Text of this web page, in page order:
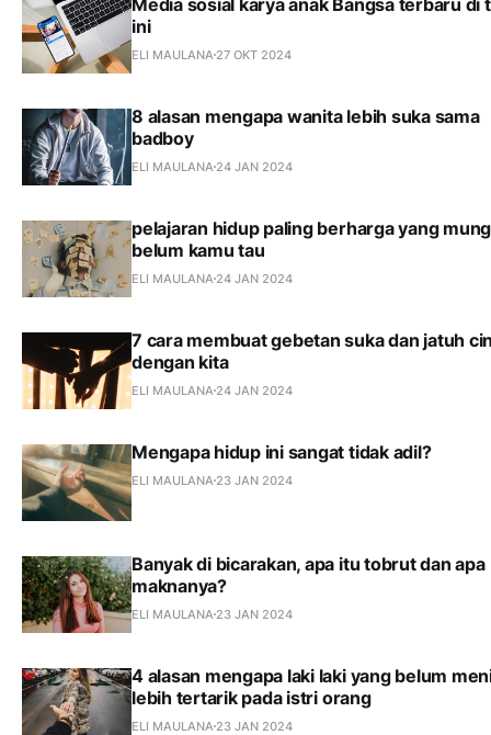
ini
ELI MAULANA 27 OKT 2024
8 alasan mengapa wanita lebih suka sama
badboy
ELI MAULANA 24 JAN 2024
pelajaran hidup paling berharga yang
belum kamu tau
ELI MAULANA 24 JAN 2024
7 cara membuat gebetan suka dan jatuh
dengan kita
ELI MAULANA 24 JAN 2024
Mengapa hidup ini sangat tidak adil?
ELI MAULANA 23 JAN 2024
Banyak di bicarakan, apa itu tobrut dan apa
maknanya?
ELI MAULANA 23 JAN 2024
4 alasan mengapa laki laki yang belum
lebih tertarik pada istri orang
ELI MAULANA 23 JAN 2024